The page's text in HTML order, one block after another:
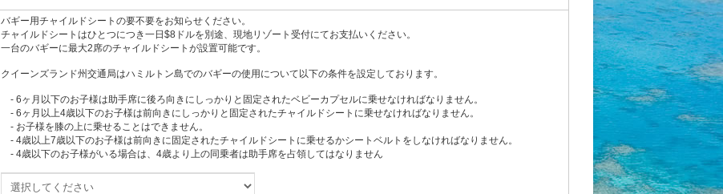
バギー用チャイルドシートの要不要をお知らせください。
チャイルドシートはひとつにつき一日$8ドルを別途、現地リゾート受付にてお支払いください。
一台のバギーに最大2席のチャイルドシートが設置可能です。
クイーンズランド州交通局はハミルトン島でのバギーの使用について以下の条件を設定しております。
- 6ヶ月以下のお子様は助手席に後ろ向きにしっかりと固定されたベビーカプセルに乗せなければなりません。
- 6ヶ月以上4歳以下のお子様は前向きにしっかりと固定されたチャイルドシートに乗せなければなりません。
- お子様を膝の上に乗せることはできません。
- 4歳以上7歳以下のお子様は前向きに固定されたチャイルドシートに乗せるかシートベルトをしなければなりません。
- 4歳以下のお子様がいる場合は、4歳より上の同乗者は助手席を占領してはなりません